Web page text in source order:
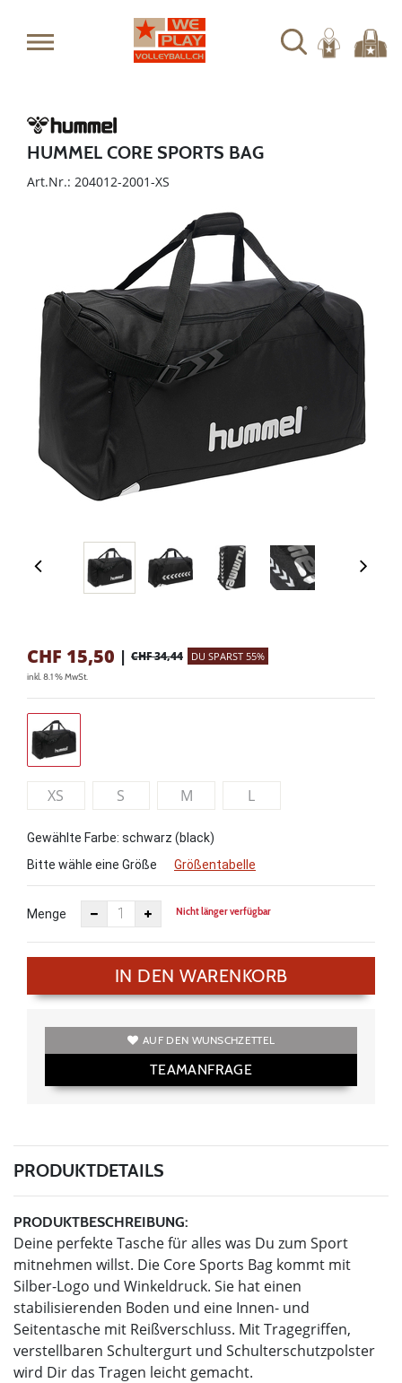
HUMMEL CORE SPORTS BAG
Art.Nr.: 204012-2001-XS
CHF 15,50 | CHF 34,44 DU SPARST 55%
inkl. 8.1 % MwSt.
XS S M L
Gewählte Farbe: schwarz (black)
Bitte wähle eine Größe
Größentabelle
Menge Nicht länger verfügbar
IN DEN WARENKORB
AUF DEN WUNSCHZETTEL
TEAMANFRAGE
PRODUKTDETAILS
PRODUKTBESCHREIBUNG:
Deine perfekte Tasche für alles was Du zum Sport
mitnehmen willst. Die Core Sports Bag kommt mit
Silber-Logo und Winkeldruck. Sie hat einen
stabilisierenden Boden und eine Innen- und
Seitentasche mit Reißverschluss. Mit Tragegriffen,
verstellbaren Schultergurt und Schulterschutzpolster
wird Dir das Tragen leicht gemacht.